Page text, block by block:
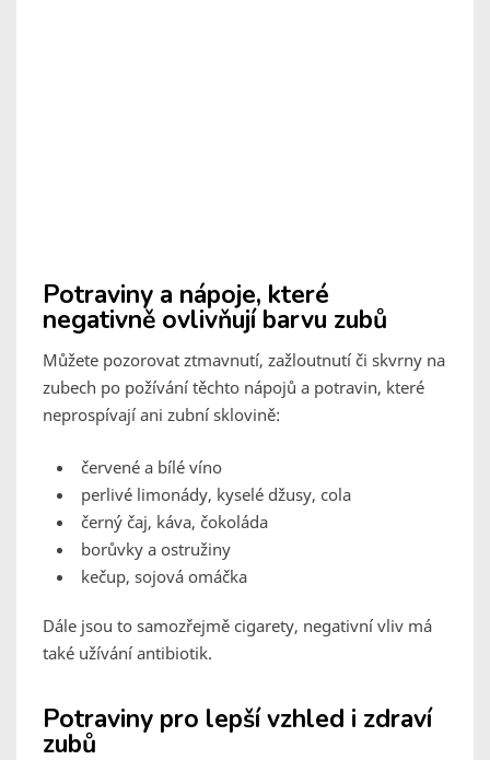
Potraviny a nápoje, které
negativně ovlivňují barvu zubů
Můžete pozorovat ztmavnutí, zažloutnutí či skvrny na
zubech po požívání těchto nápojů a potravin, které
neprospívají ani zubní sklovině:
červené a bílé víno
perlivé limonády, kyselé džusy, cola
černý čaj, káva, čokoláda
borůvky a ostružiny
kečup, sojová omáčka
Dále jsou to samozřejmě cigarety, negativní vliv má
také užívání antibiotik.
Potraviny pro lepší vzhled i zdraví
zubů